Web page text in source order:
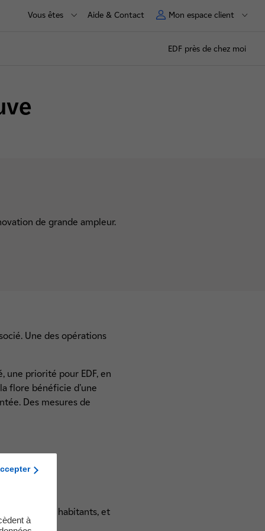
Vous êtes Aide & Contact Mon espace client
EDF près de chez moi
de grande ampleur.
Une des opérations
une priorité pour EDF, en
flore bénéficie d’une
Des mesures de
de 55 000 habitants, et
à